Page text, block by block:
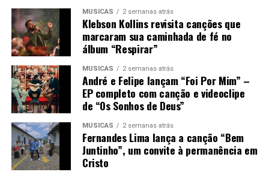
MÚSICAS 2 semanas atrás
Klebson Kollins revisita canções que
marcaram sua caminhada de fé no
álbum “Respirar”
MÚSICAS 2 semanas atrás
André e Felipe lançam “Foi Por Mim” –
EP completo com canção e videoclipe
de “Os Sonhos de Deus”
MÚSICAS 2 semanas atrás
Fernandes Lima lança a canção “Bem
Juntinho”, um convite à permanência em
Cristo